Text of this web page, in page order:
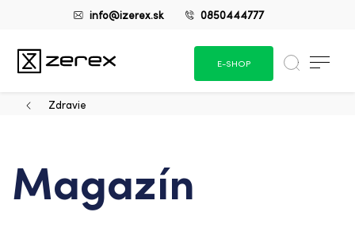
info@izerex.sk 0850444777
E-SHOP
Zdravie
Magazín